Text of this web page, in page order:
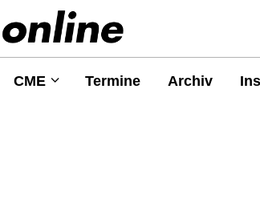
CME Termine Archiv